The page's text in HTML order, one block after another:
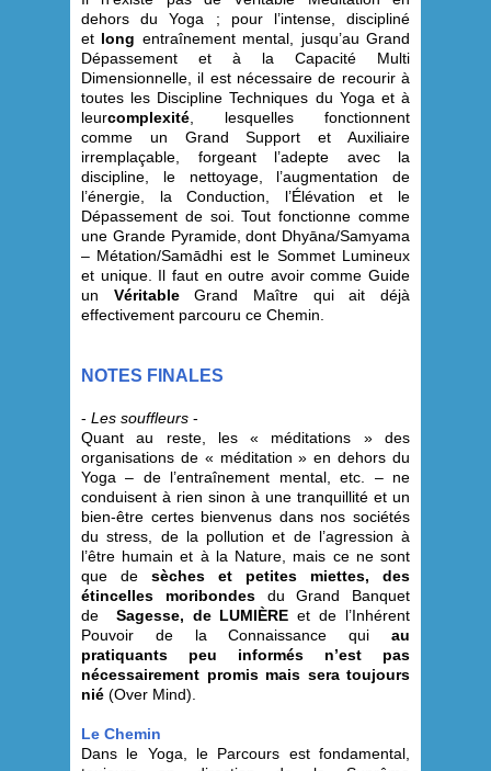
dehors du Yoga ; pour l’intense, discipliné
et long entraînement mental, jusqu’au Grand
Dépassement et à la Capacité Multi
Dimensionnelle, il est nécessaire de recourir à
toutes les Discipline Techniques du Yoga et à
leurcomplexité , lesquelles fonctionnent
comme un Grand Support et Auxiliaire
irremplaçable, forgeant l’adepte avec la
discipline, le nettoyage, l’augmentation de
l’énergie, la Conduction, l’Élévation et le
Dépassement de soi. Tout fonctionne comme
une Grande Pyramide, dont Dhyāna/Samyama
– Métation/Samādhi est le Sommet Lumineux
et unique. Il faut en outre avoir comme Guide
un VéritableGrand Maître qui ait déjà
effectivement parcouru ce Chemin.
NOTES FINALES
- Les souffleurs -
Quant au reste, les « méditations » des
organisations de « méditation » en dehors du
Yoga – de l’entraînement mental, etc. – ne
conduisent à rien sinon à une tranquillité et un
bien-être certes bienvenus dans nos sociétés
du stress, de la pollution et de l’agression à
l’être humain et à la Nature, mais ce ne sont
que de sèches et petites miettes, des
étincelles moribondesdu Grand Banquet
de
Sagesse, de LUMIÈRE et de l’Inhérent
Pouvoir de la Connaissance qui au
pratiquants peu informés n’est pas
nécessairement promis mais sera toujours
nié (Over Mind).
Le Chemin
Dans le Yoga, le Parcours est fondamental,